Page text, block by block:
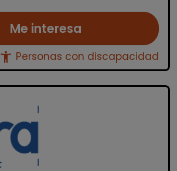
Me interesa
accessibility_new Personas con discapacidad